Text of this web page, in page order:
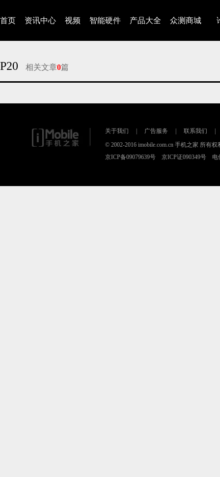
首页 资讯中心 视频 智能硬件 产品大全 众测商城
P20 相关文章0篇
关于我们 广告服务 联系我们
© 2002-2016 imobile.com.cn 手机之家 所有权
京ICP备09079639号 京ICP证090349号 电